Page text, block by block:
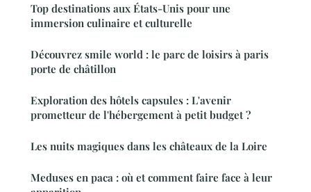
Top destinations aux États-Unis pour une
immersion culinaire et culturelle
Découvrez smile world : le parc de loisirs à paris
porte de châtillon
Exploration des hôtels capsules : L'avenir
prometteur de l'hébergement à petit budget ?
Les nuits magiques dans les châteaux de la Loire
Meduses en paca : où et comment faire face à leur